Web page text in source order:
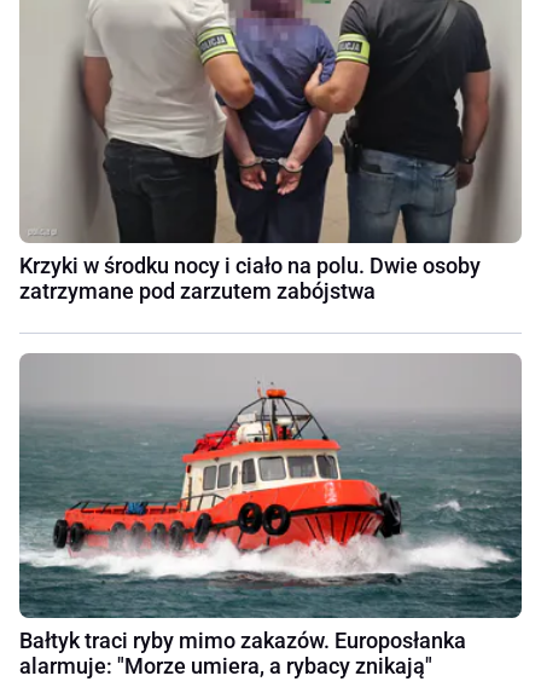
Krzyki w środku nocy i ciało na polu. Dwie osoby
zatrzymane pod zarzutem zabójstwa
Bałtyk traci ryby mimo zakazów. Europosłanka
alarmuje: "Morze umiera, a rybacy znikają"